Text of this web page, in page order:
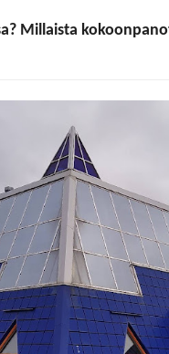
Millaista